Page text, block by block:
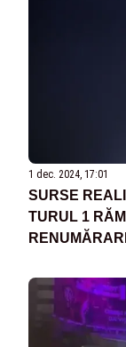
1 dec. 2024, 17:01
SURSE
TURUL 1